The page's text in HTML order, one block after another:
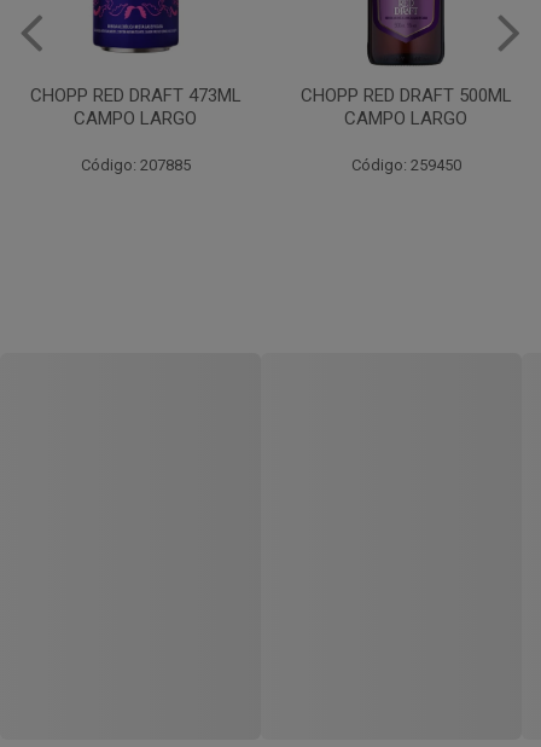
CHOPP RED DRAFT 500ML
CAMPO LARGO
Código: 259450
VINHO JURUPINGA DINALLE
975ML BCO